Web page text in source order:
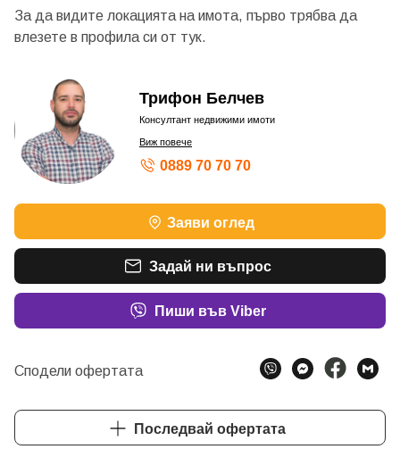
За да видите локацията на имота, първо трябва да
влезете в профила си от тук.
Трифон Белчев
Консултант недвижими имоти
Виж повече
0889 70 70 70
Заяви оглед
Задай ни въпрос
Пиши във Viber
Сподели офертата
Последвай офертата